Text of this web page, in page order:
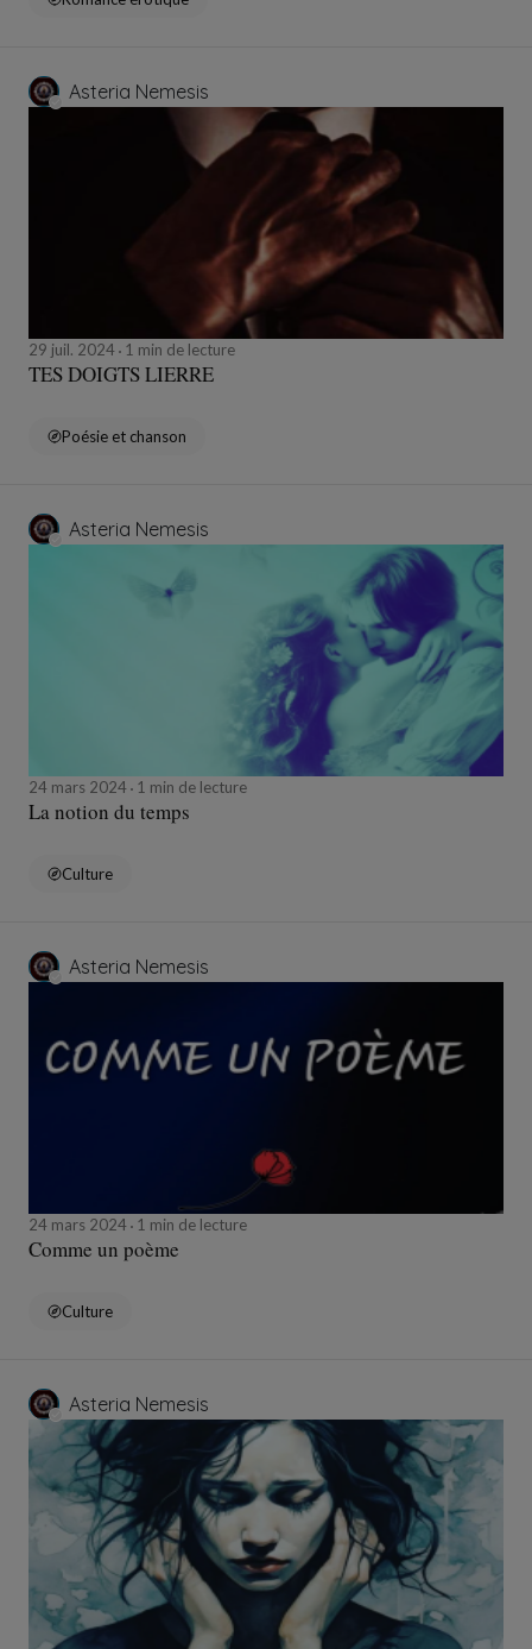
Asteria Nemesis
29 juil. 2024 1 min de lecture
TES DOIGTS LIERRE
Poésie et chanson
Asteria Nemesis
24 mars 2024 1 min de lecture
La notion du temps
Culture
Asteria Nemesis
24 mars 2024 1 min de lecture
Comme un poème
Culture
Asteria Nemesis